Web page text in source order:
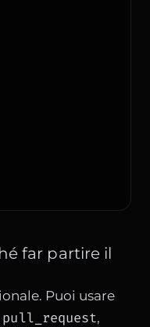
far partire il
Puoi usare
pull_request,